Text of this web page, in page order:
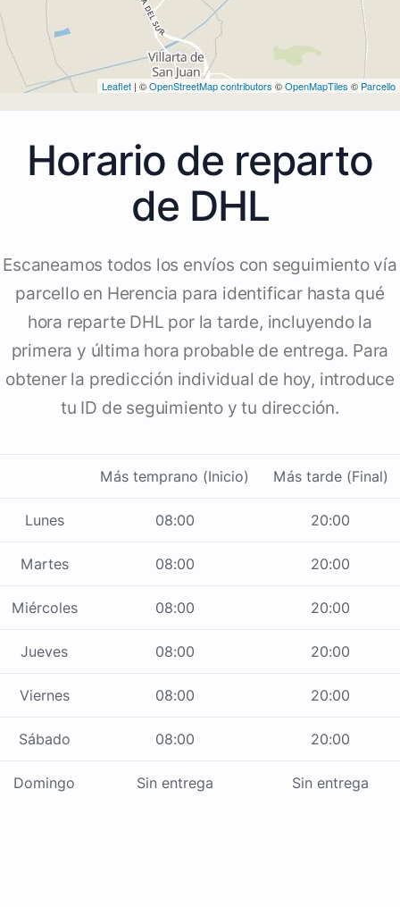
Leaflet | ©OpenStreetMap contributors ©OpenMapTiles © Parcello
Horario de reparto
de DHL
Escaneamos todos los envíos con seguimiento vía
parcello en Herencia para identificar hasta qué
hora reparte DHL por la tarde, incluyendo la
primera y última hora probable de entrega. Para
obtener la predicción individual de hoy, introduce
tu ID de seguimiento y tu dirección.
Más temprano (Inicio) Más tarde (Final)
Lunes 08:00 20:00
Martes 08:00 20:00
Miércoles 08:00 20:00
Jueves 08:00 20:00
Viernes 08:00 20:00
Sábado 08:00 20:00
Domingo Sin entrega Sin entrega